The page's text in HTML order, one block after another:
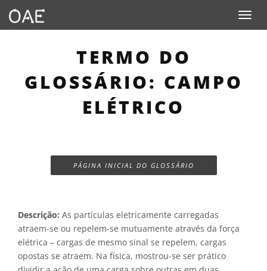
Toggle
TERMO DO
GLOSSÁRIO: CAMPO
ELÉTRICO
PÁGINA INICIAL DO GLOSSÁRIO
Descrição: As partículas eletricamente carregadas
atraem-se ou repelem-se mutuamente através da força
elétrica – cargas de mesmo sinal se repelem, cargas
opostas se atraem. Na física, mostrou-se ser prático